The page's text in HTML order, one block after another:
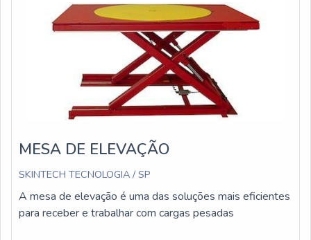
MESA DE ELEVAÇÃO
SKINTECH TECNOLOGIA / SP
A mesa de elevação é uma das soluções mais eficientes
para receber e trabalhar com cargas pesadas